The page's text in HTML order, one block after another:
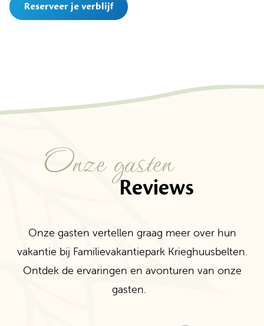
Reserveer je verblijf
Onze gasten
Reviews
Onze gasten vertellen graag meer over hun
vakantie bij Familievakantiepark Krieghuusbelten.
Ontdek de ervaringen en avonturen van onze
gasten.